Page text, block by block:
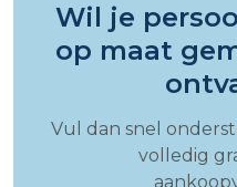
Wil je
op maat
Vul dan snel
volledig